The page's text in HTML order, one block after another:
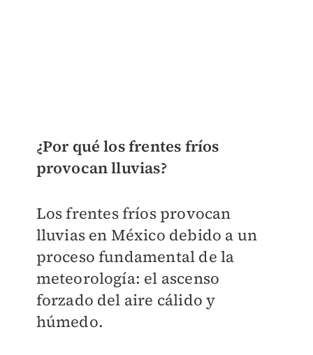
¿Por qué los frentes fríos
provocan lluvias?
Los frentes fríos provocan
lluvias en México debido a un
proceso fundamental de la
meteorología: el ascenso
forzado del aire cálido y
húmedo.